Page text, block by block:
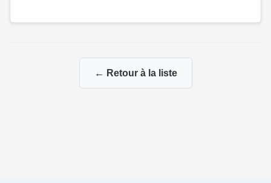
← Retour à la liste